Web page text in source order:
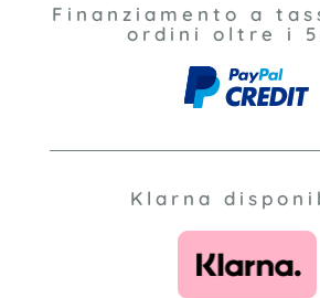
Finanziamento a
ordini oltre i
Klarna